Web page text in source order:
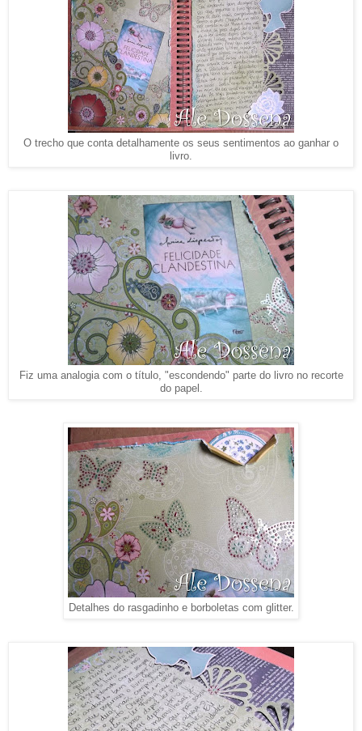
O trecho que conta detalhamente os seus sentimentos ao ganhar o
livro.
Fiz uma analogia com o título, "escondendo" parte do livro no recorte
do papel.
Detalhes do rasgadinho e borboletas com glitter.